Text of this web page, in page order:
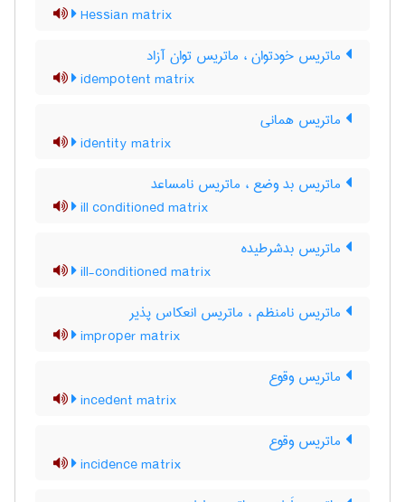
Hessian matrix
ماتریس خودتوان ، ماتریس توان آزاد
idempotent matrix
ماتریس همانی
identity matrix
ماتریس بد وضع ، ماتریس نامساعد
ill conditioned matrix
ماتریس بدشرطیده
ill-conditioned matrix
ماتریس نامنظم ، ماتریس انعکاس پذیر
improper matrix
ماتریس وقوع
incedent matrix
ماتریس وقوع
incidence matrix